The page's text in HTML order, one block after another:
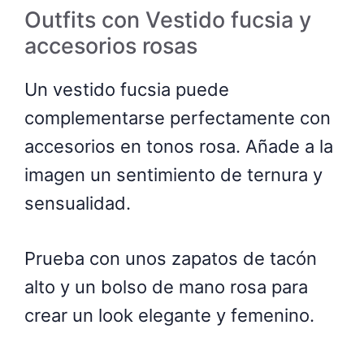
Outfits con Vestido fucsia y
accesorios rosas
Un vestido fucsia puede
complementarse perfectamente con
accesorios en tonos rosa. Añade a la
imagen un sentimiento de ternura y
sensualidad.
Prueba con unos zapatos de tacón
alto y un bolso de mano rosa para
crear un look elegante y femenino.